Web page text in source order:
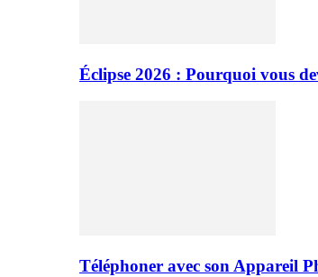
Éclipse 2026 : Pourquoi vous
Téléphoner avec son Appareil